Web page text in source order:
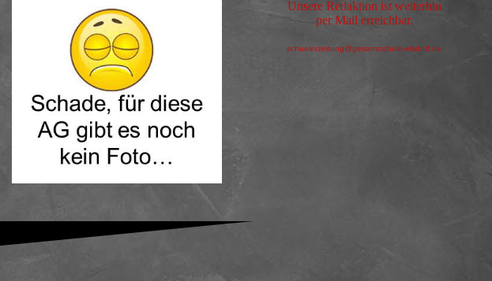
Unsere Redaktion ist weiterhin
per Mail erreichbar.
schuelerzeitung@gesamtschule-elsdorf.de